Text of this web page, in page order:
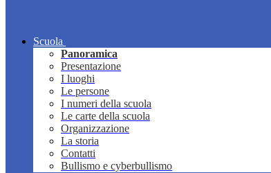
Scuola
Panoramica
Presentazione
I luoghi
Le persone
I numeri della scuola
Le carte della scuola
Organizzazione
La storia
Contatti
Bullismo e cyberbullismo